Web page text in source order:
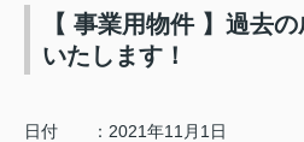
【 事業用物件 】過去
いたします！
日付 ：2021年11月1日